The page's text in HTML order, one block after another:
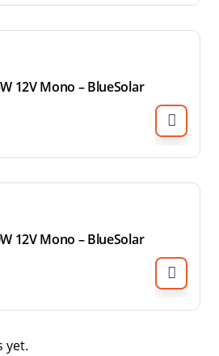
12V Mono – BlueSolar
12V Mono – BlueSolar
yet.